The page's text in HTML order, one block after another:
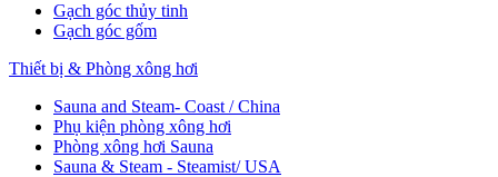
Gạch góc thủy tinh
Gạch góc gốm
Thiết bị & Phòng xông hơi
Sauna and Steam- Coast / China
Phụ kiện phòng xông hơi
Phòng xông hơi Sauna
Sauna & Steam - Steamist/ USA